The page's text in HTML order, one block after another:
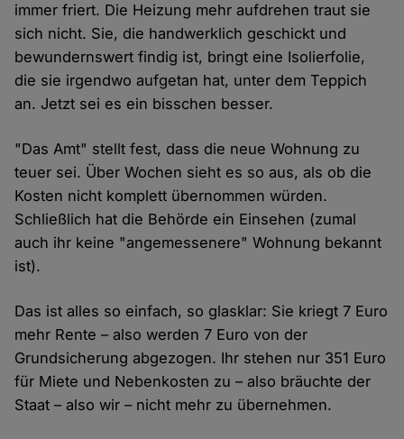
immer friert. Die Heizung mehr aufdrehen traut sie
sich nicht. Sie, die handwerklich geschickt und
bewundernswert findig ist, bringt eine Isolierfolie,
die sie irgendwo aufgetan hat, unter dem Teppich
an. Jetzt sei es ein bisschen besser.
"Das Amt" stellt fest, dass die neue Wohnung zu
teuer sei. Über Wochen sieht es so aus, als ob die
Kosten nicht komplett übernommen würden.
Schließlich hat die Behörde ein Einsehen (zumal
auch ihr keine "angemessenere" Wohnung bekannt
ist).
Das ist alles so einfach, so glasklar: Sie kriegt 7 Euro
mehr Rente – also werden 7 Euro von der
Grundsicherung abgezogen. Ihr stehen nur 351 Euro
für Miete und Nebenkosten zu – also bräuchte der
Staat – also wir – nicht mehr zu übernehmen.